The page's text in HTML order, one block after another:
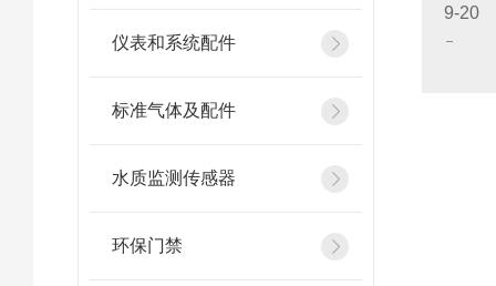
仪表和系统配件
标准气体及配件
水质监测传感器
环保门禁
9-20